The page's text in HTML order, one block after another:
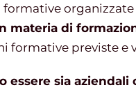
formative
materia di
formative previste e
essere sia aziendali